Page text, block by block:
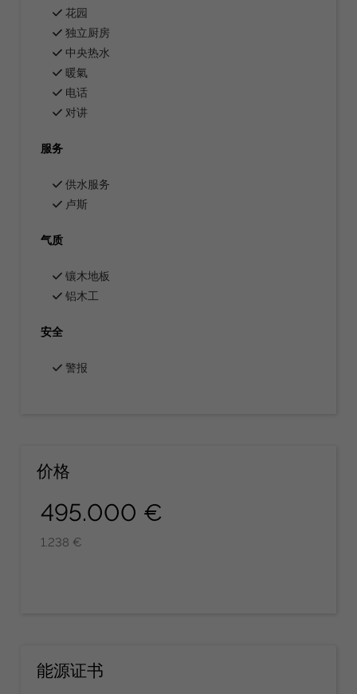
花园
独立厨房
中央热水
暖氣
电话
对讲
服务
供水服务
卢斯
气质
镶木地板
铝木工
安全
警报
价格
495.000 €
1.238 €
能源证书